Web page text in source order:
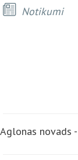
Notikumi
Aglonas novads